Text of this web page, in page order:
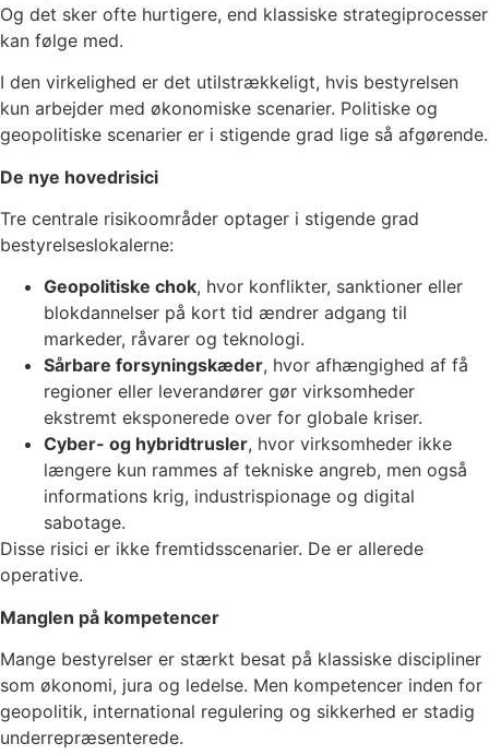
Og det sker ofte hurtigere, end klassiske strategiprocesser
kan følge med.
I den virkelighed er det utilstrækkeligt, hvis bestyrelsen
kun arbejder med økonomiske scenarier. Politiske og
geopolitiske scenarier er i stigende grad lige så afgørende.
De nye hovedrisici
Tre centrale risikoområder optager i stigende grad
bestyrelseslokalerne:
Geopolitiske chok, hvor konflikter, sanktioner eller
blokdannelser på kort tid ændrer adgang til
markeder, råvarer og teknologi.
Sårbare forsyningskæder, hvor afhængighed af få
regioner eller leverandører gør virksomheder
ekstremt eksponerede over for globale kriser.
Cyber- og hybridtrusler, hvor virksomheder ikke
længere kun rammes af tekniske angreb, men også
informations krig, industrispionage og digital
sabotage.
Disse risici er ikke fremtidsscenarier. De er allerede
operative.
Manglen på kompetencer
Mange bestyrelser er stærkt besat på klassiske discipliner
som økonomi, jura og ledelse. Men kompetencer inden for
geopolitik, international regulering og sikkerhed er stadig
underrepræsenterede.